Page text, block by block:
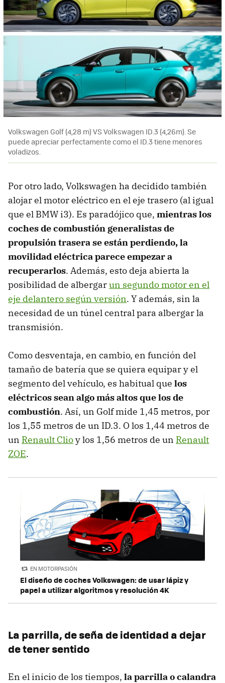
Volkswagen Golf (4,28 m) VS Volkswagen ID.3 (4,26m). Se
puede apreciar perfectamente como el ID.3 tiene menores
voladizos.
Por otro lado, Volkswagen ha decidido también
alojar el motor eléctrico en el eje trasero (al igual
que el BMW i3). Es paradójico que, mientras los
coches de combustión generalistas de
propulsión trasera se están perdiendo, la
movilidad eléctrica parece empezar a
recuperarlos. Además, esto deja abierta la
posibilidad de albergarun segundo motor en el
eje delantero según versión. Y además, sin la
necesidad de un túnel central para albergar la
transmisión.
Como desventaja, en cambio, en función del
tamaño de batería que se quiera equipar y el
segmento del vehículo, es habitual que los
eléctricos sean algo más altos que los de
combustión. Así, un Golf mide 1,45 metros, por
los 1,55 metros de un ID.3. O los 1,44 metros de
un Renault Clioy los 1,56 metros de un Renault
ZOE.
EN MOTORPASIÓN
El diseño de coches Volkswagen: de usar lápiz y
papel a utilizar algoritmos y resolución 4K
La parrilla, de seña de identidad a dejar
de tener sentido
En el inicio de los tiempos, la parrilla o calandra